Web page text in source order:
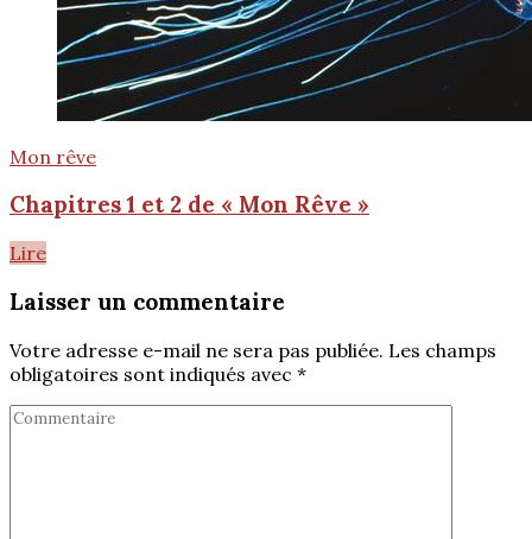
Mon rêve
Chapitres 1 et 2 de « Mon Rêve »
Lire
Laisser un commentaire
Votre adresse e-mail ne sera pas publiée. Les champs
obligatoires sont indiqués avec *